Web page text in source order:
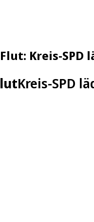
Kreis-
Kreis-SPD